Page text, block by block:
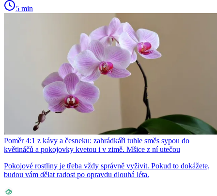
5 min
Poměr 4:1 z kávy a česneku: zahrádkáři tuhle směs sypou do
květináčů a pokojovky kvetou i v zimě. Mšice z ní utečou
Pokojové rostliny je třeba vždy správně vyživit. Pokud to dokážete,
budou vám dělat radost po opravdu dlouhá léta.